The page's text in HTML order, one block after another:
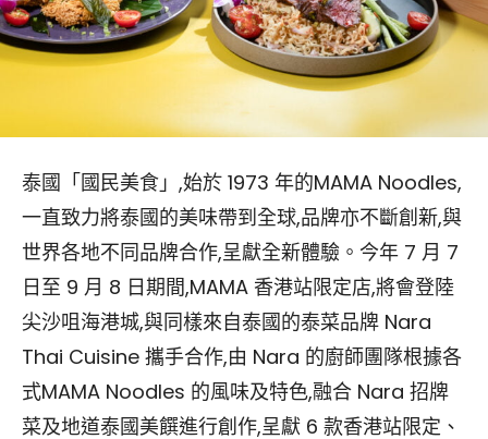
泰國「國民美食」,始於 1973 年的MAMA Noodles,
一直致力將泰國的美味帶到全球,品牌亦不斷創新,與
世界各地不同品牌合作,呈獻全新體驗。今年 7 月 7
日至 9 月 8 日期間,MAMA 香港站限定店,將會登陸
尖沙咀海港城,與同樣來自泰國的泰菜品牌 Nara
Thai Cuisine 攜手合作,由 Nara 的廚師團隊根據各
式MAMA Noodles 的風味及特色,融合 Nara 招牌
菜及地道泰國美饌進行創作,呈獻 6 款香港站限定、